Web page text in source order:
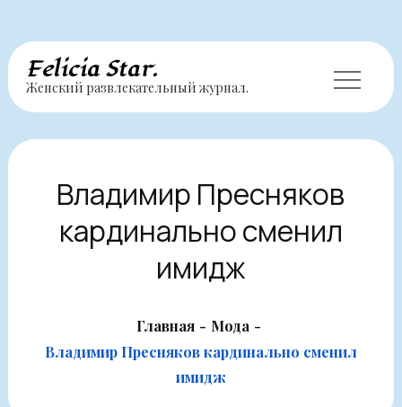
Перейти
содержимому
Felicia Star.
Женский развлекательный журнал.
Владимир Пресняков
кардинально сменил
имидж
Главная
Мода
Владимир Пресняков кардинально сменил
имидж